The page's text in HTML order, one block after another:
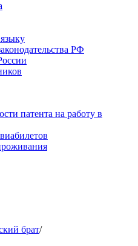
РФ
патента на работу в
брат/